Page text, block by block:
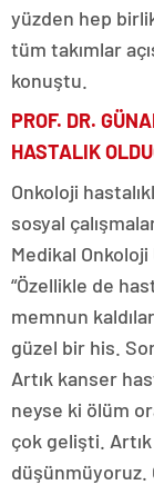
yüzden hep
tüm takımlar
konuştu.
PROF. DR.
HASTALIK
Onkoloji
sosyal
Medikal Onkoloji
“Özellikle de
memnun
güzel bir his.
Artık kanser
neyse ki ölüm
çok gelişti.
düşünmüyoruz.